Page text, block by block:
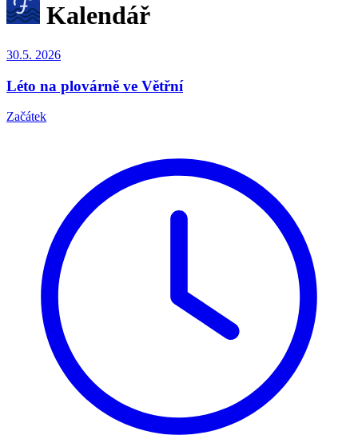
Kalendář
30.5. 2026
Léto na plovárně ve Větřní
Začátek